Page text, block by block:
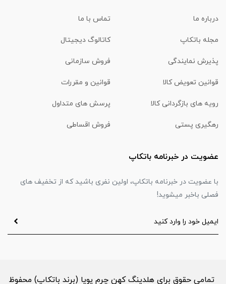
درباره ما تماس با ما
مجله باتکاپ کاتالوگ دیجیتال
پذیرش نمایندگی فروش سازمانی
قوانین تعویض کالا قوانین و مقررات
رویه های بازگردانی کالا پرسش های متداول
رهگیری پستی فروش اقساطی
عضویت در خبرنامه باتکاپ
با عضویت در خبرنامه باتکاپ، اولین نفری باشید که از تخفیف های
فصلی باخبر میشوید!
تمامي حقوق برای هلدینگ کهن چرم پویا (برند باتکاپ) محفوظ